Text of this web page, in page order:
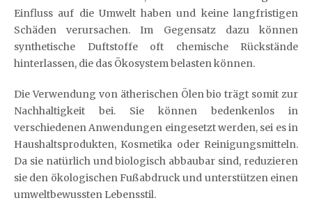
Einfluss auf die Umwelt haben und keine langfristigen
Schäden verursachen. Im Gegensatz dazu können
synthetische Duftstoffe oft chemische Rückstände
hinterlassen, die das Ökosystem belasten können.
Die Verwendung von ätherischen Ölen bio trägt somit zur
Nachhaltigkeit bei. Sie können bedenkenlos in
verschiedenen Anwendungen eingesetzt werden, sei es in
Haushaltsprodukten, Kosmetika oder Reinigungsmitteln.
Da sie natürlich und biologisch abbaubar sind, reduzieren
sie den ökologischen Fußabdruck und unterstützen einen
umweltbewussten Lebensstil.